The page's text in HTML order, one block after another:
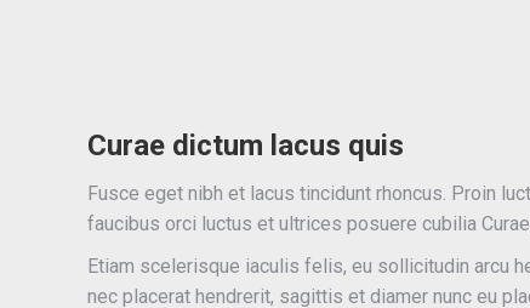
Curae dictum lacus quis
Fusce eget nibh et lacus tincidunt rhoncus. Proin
faucibus orci luctus et ultrices posuere cubilia
Etiam scelerisque iaculis felis, eu sollicitudin arcu
nec placerat hendrerit, sagittis et diamer nunc eu